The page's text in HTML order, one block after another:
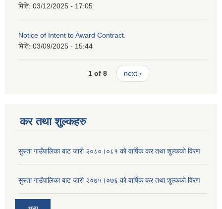
मिति: 03/12/2025 - 17:05
Notice of Intent to Award Contract.
मिति: 03/09/2025 - 15:44
1 of 8 next ›
कर तथा शुल्कहरु
सुस्ता गाउँपालिका बाट जारी २०८०।०८१ काे वार्षिक कर तथा शुल्ककाे विरण
सुस्ता गाउँपालिका बाट जारी २०७५।०७६ काे वार्षिक कर तथा शुल्ककाे विरण